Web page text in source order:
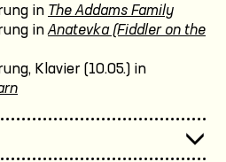
in The Addams Family
in Anatevka (Fiddler on the
Klavier (10.05.) in